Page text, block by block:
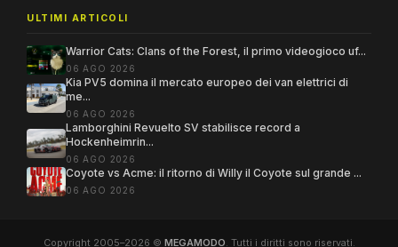
ULTIMI ARTICOLI
Warrior Cats: Clans of the Forest, il primo videogioco uf...
06 AGO 2026
Kia PV5 domina il mercato europeo dei van elettrici di
me...
06 AGO 2026
Lamborghini Revuelto SV stabilisce record a
Hockenheimrin...
06 AGO 2026
Coyote vs Acme: il ritorno di Willy il Coyote sul grande ...
06 AGO 2026
Copyright 2005–2026 © MEGAMODO. Tutti i diritti sono riservati.